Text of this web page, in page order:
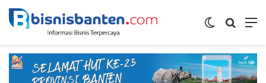
Switch skin